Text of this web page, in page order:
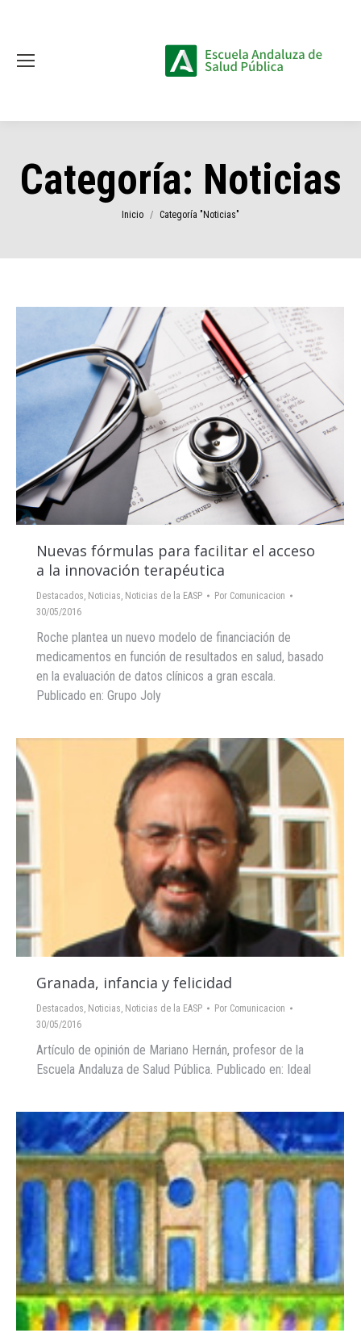
Categoría: Noticias
Estás aquí:
Inicio Categoría "Noticias"
Nuevas fórmulas para facilitar el acceso
a la innovación terapéutica
Destacados, Noticias, Noticias de la EASP Por Comunicacion
30/05/2016
Roche plantea un nuevo modelo de financiación de
medicamentos en función de resultados en salud, basado
en la evaluación de datos clínicos a gran escala.
Publicado en: Grupo Joly
Granada, infancia y felicidad
Destacados, Noticias, Noticias de la EASP Por Comunicacion
30/05/2016
Artículo de opinión de Mariano Hernán, profesor de la
Escuela Andaluza de Salud Pública. Publicado en: Ideal